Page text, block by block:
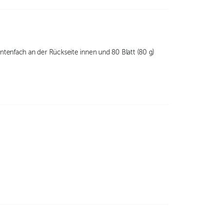
an der Rückseite innen und 80 Blatt (80 g)